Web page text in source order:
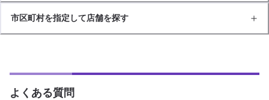
市区町村を指定して店舗を探す
よくある質問